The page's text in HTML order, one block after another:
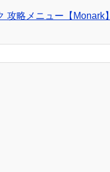
攻略メニュー【Monark】